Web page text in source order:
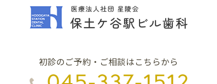
初診のご予約・ご相談はこちらから